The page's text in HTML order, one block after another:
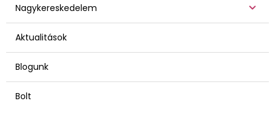
Nagykereskedelem
Aktualitások
Blogunk
Bolt